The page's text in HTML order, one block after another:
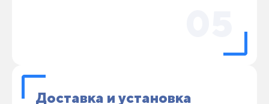
Доставка и установка